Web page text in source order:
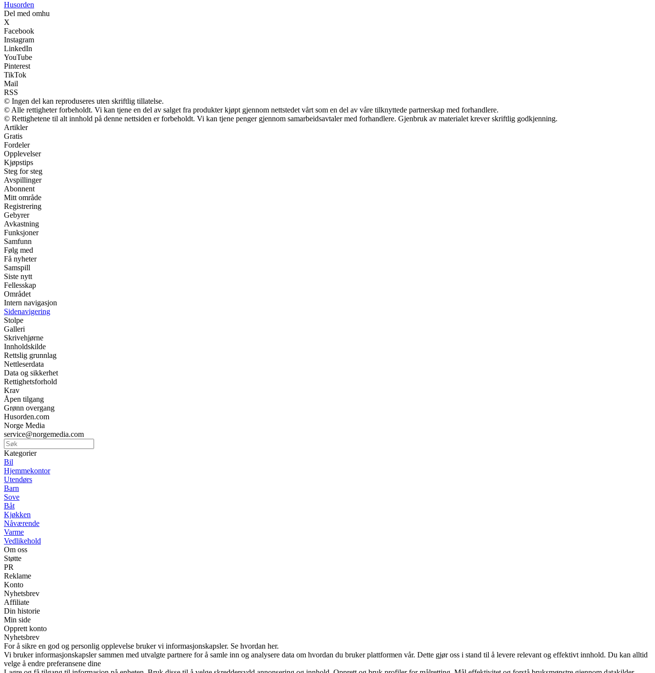
Husorden
Del med omhu
X
Facebook
Instagram
LinkedIn
YouTube
Pinterest
TikTok
Mail
RSS
© Ingen del kan reproduseres uten skriftlig tillatelse.
© Alle rettigheter forbeholdt. Vi kan tjene en del av salget fra produkter kjøpt gjennom nettstedet vårt som en del av våre tilknyttede partnerskap med forhandlere.
© Rettighetene til alt innhold på denne nettsiden er forbeholdt. Vi kan tjene penger gjennom samarbeidsavtaler med forhandlere. Gjenbruk av materialet krever skriftlig godkjenning.
Artikler
Gratis
Fordeler
Opplevelser
Kjøpstips
Steg for steg
Avspillinger
Abonnent
Mitt område
Registrering
Gebyrer
Avkastning
Funksjoner
Samfunn
Følg med
Få nyheter
Samspill
Siste nytt
Fellesskap
Området
Intern navigasjon
Sidenavigering
Stolpe
Galleri
Skrivehjørne
Innholdskilde
Rettslig grunnlag
Nettleserdata
Data og sikkerhet
Rettighetsforhold
Krav
Åpen tilgang
Grønn overgang
Husorden.com
Norge Media
service@norgemedia.com
Kategorier
Bil
Hjemmekontor
Utendørs
Barn
Sove
Båt
Kjøkken
Nåværende
Varme
Vedlikehold
Om oss
Støtte
PR
Reklame
Konto
Nyhetsbrev
Affiliate
Din historie
Min side
Opprett konto
Nyhetsbrev
For å sikre en god og personlig opplevelse bruker vi informasjonskapsler. Se hvordan her.
Vi bruker informasjonskapsler sammen med utvalgte partnere for å samle inn og analysere data om hvordan du bruker plattformen vår. Dette gjør oss i stand til å levere relevant og effektivt innhold. Du kan alltid
velge å endre preferansene dine